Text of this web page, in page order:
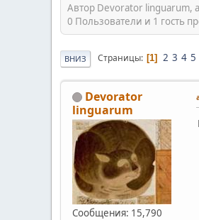
Автор Devorator linguarum,
0 Пользователи и 1 гость
ВНИЗ Страницы 1 2 3 4 5
Devorator
linguarum
Сообщения: 15,790